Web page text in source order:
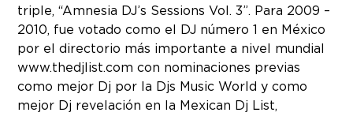
triple, “Amnesia DJ’s Sessions Vol. 3”. Para 2009 –
2010, fue votado como el DJ número 1 en México
por el directorio más importante a nivel mundial
www.thedjlist.com con nominaciones previas
como mejor Dj por la Djs Music World y como
mejor Dj revelación en la Mexican Dj List,